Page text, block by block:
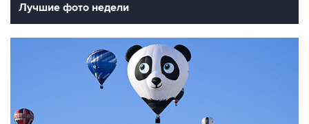
Лучшие фото недели